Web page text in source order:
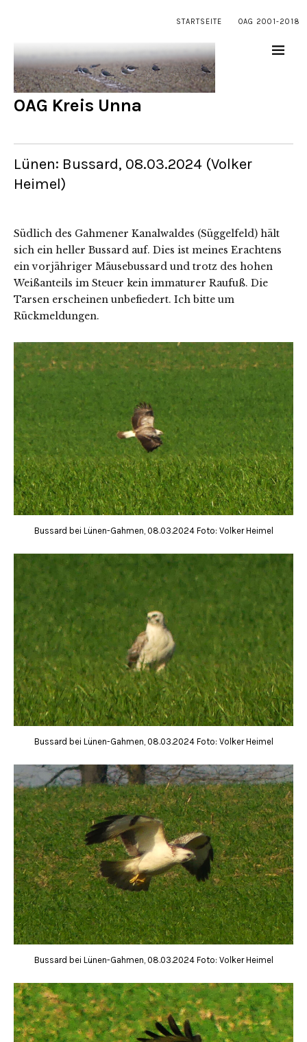
STARTSEITE OAG 2001-2018
OAG Kreis Unna
Lünen: Bussard, 08.03.2024 (Volker
Heimel)
Südlich des Gahmener Kanalwaldes (Süggelfeld) hält
sich ein heller Bussard auf. Dies ist meines Erachtens
ein vorjähriger Mäusebussard und trotz des hohen
Weißanteils im Steuer kein immaturer Raufuß. Die
Tarsen erscheinen unbefiedert. Ich bitte um
Rückmeldungen.
Bussard bei Lünen-Gahmen, 08.03.2024 Foto: Volker Heimel
Bussard bei Lünen-Gahmen, 08.03.2024 Foto: Volker Heimel
Bussard bei Lünen-Gahmen, 08.03.2024 Foto: Volker Heimel